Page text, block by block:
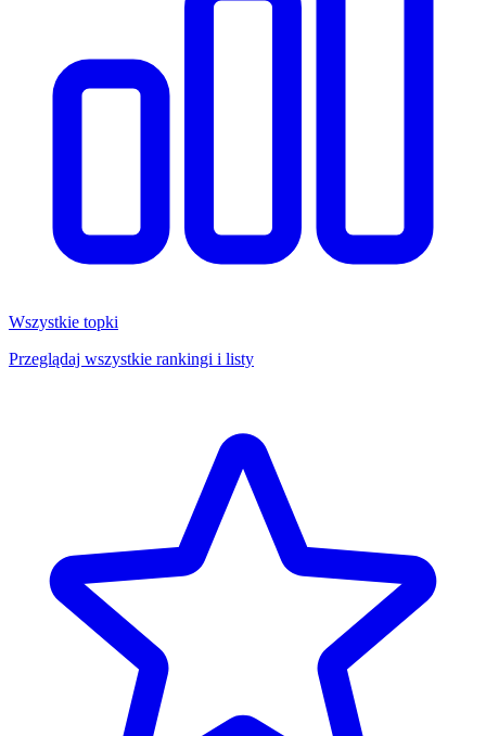
Wszystkie topki
Przeglądaj wszystkie rankingi i listy